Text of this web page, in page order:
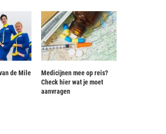
de Mile
Medicijnen mee op reis?
Check hier wat je moet
aanvragen